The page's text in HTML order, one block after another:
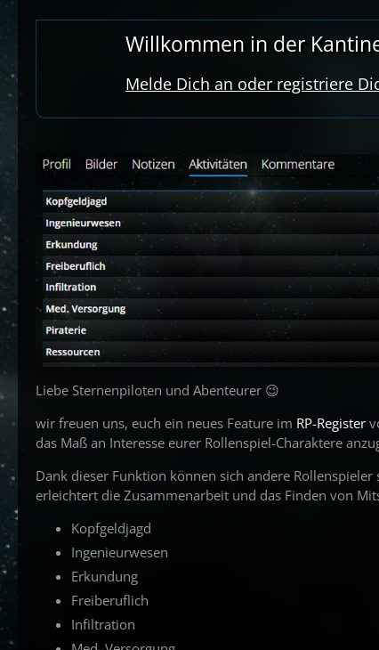
Willkommen in der
Melde Dich an oder registriere
Liebe Sternenpiloten und Abenteurer 😉
wir freuen uns, euch ein neues Feature im RP-Register
das Maß an Interesse eurer Rollenspiel-Charaktere
Dank dieser Funktion können sich andere
erleichtert die Zusammenarbeit und das Finden von
Kopfgeldjagd
Ingenieurwesen
Erkundung
Freiberuflich
Infiltration